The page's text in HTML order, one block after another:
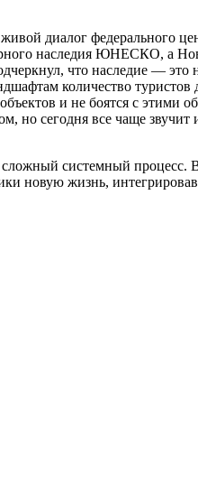
диалог федерального
наследия ЮНЕСКО, а
что наследие — это
количество
и не боятся с этими
сегодня все чаще звучит
системный
новую жизнь,